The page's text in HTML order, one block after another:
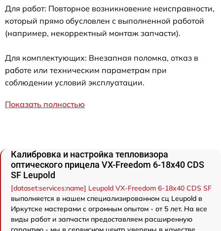
Для работ: Повторное возникновение неисправности,
который прямо обусловлен с выполненной работой
(например, некорректный монтаж запчасти).
Для комплектующих: Внезапная поломка, отказ в
работе или техническим параметрам при
соблюдении условий эксплуатации.
Показать полностью
Калибровка и настройка тепловизора
оптического прицела VX-Freedom 6-18x40 CDS
SF Leupold
[dataset:services:name] Leupold VX-Freedom 6-18x40 CDS SF
выполняется в нашем специализированном сц Leupold в
Иркутске мастерами с огромным опытом - от 5 лет. На все
виды работ и запчасти предоставляем расширенную